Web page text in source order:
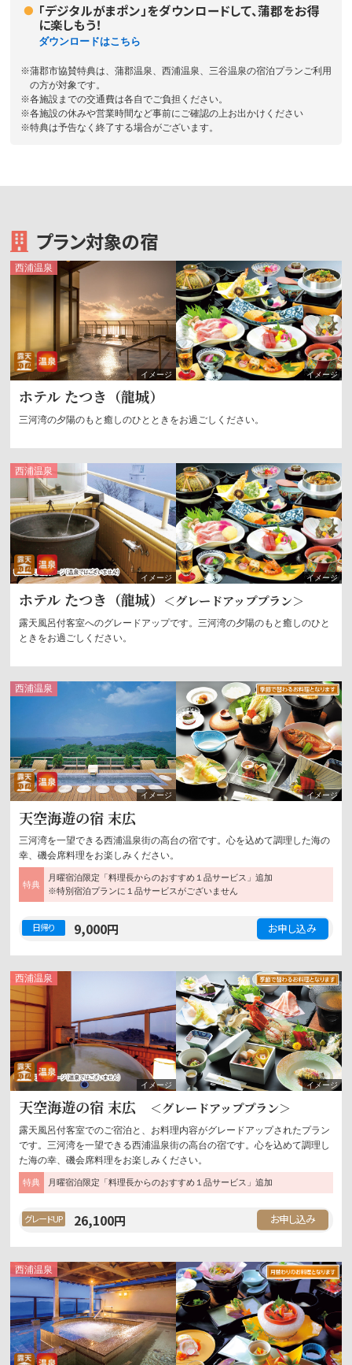
「デジタルがまポン」をダウンロードして、蒲郡をお得
に楽しもう！
ダウンロードはこちら
蒲郡市協賛特典は、蒲郡温泉、西浦温泉、三谷温泉の宿泊プランご利用
の方が対象です。
各施設までの交通費は各自でご負担ください。
各施設の休みや営業時間など事前にご確認の上お出かけください
特典は予告なく終了する場合がございます。
プラン対象の宿
西浦温泉
露天風呂
温泉
ホテル たつき（龍城）
三河湾の夕陽のもと癒しのひとときをお過ごしください。
西浦温泉
露天風呂
ホテル たつき（龍城） ＜グレードアッププラン＞
露天風呂付客室へのグレードアップです。三河湾の夕陽のもと癒しのひと
ときをお過ごしください。
西浦温泉
露天風呂
温泉
天空海遊の宿 末広
三河湾を一望できる西浦温泉街の高台の宿です。心を込めて調理した海の
幸、磯会席料理をお楽しみください。
特典
月曜宿泊限定「料理長からのおすすめ１品サービス」追加
※特別宿泊プランに１品サービスがございません
日帰り 9,000円
西浦温泉
露天風呂
温泉
天空海遊の宿 末広 ＜グレードアッププラン＞
露天風呂付客室でのご宿泊と、お料理内容がグレードアップされたプラン
です。三河湾を一望できる西浦温泉街の高台の宿です。心を込めて調理し
た海の幸、磯会席料理をお楽しみください。
特典 月曜宿泊限定「料理長からのおすすめ１品サービス」追加
グレードUP 26,100円
西浦温泉
露天風呂
温泉